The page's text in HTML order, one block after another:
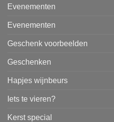
Evenementen
Evenementen
Geschenk voorbeelden
Geschenken
Hapjes wijnbeurs
Iets te vieren?
Kerst special